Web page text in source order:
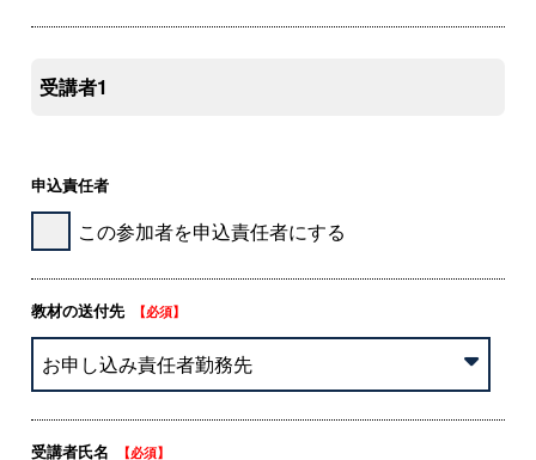
受講者1
申込責任者
この参加者を申込責任者にする
教材の送付先 【必須】
受講者氏名 【必須】